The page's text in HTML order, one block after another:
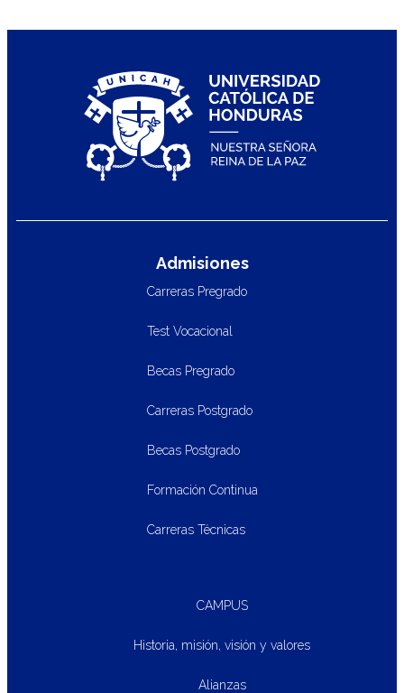
Admisiones
Carreras Pregrado
Test Vocacional
Becas Pregrado
Carreras Postgrado
Becas Postgrado
Formación Continua
Carreras Técnicas
CAMPUS
Historia, misión, visión y valores
Alianzas